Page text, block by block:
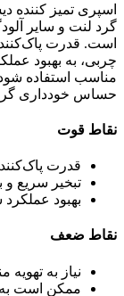
اسپری تمیز
گرد لنت و سایر
است. قدرت
چربی، به بهبود
مناسب استفاده
حساس خودداری
نقاط قوت
قدرت
تبخیر سریع و
بهبود
نقاط ضعف
نیاز به
ممکن است به